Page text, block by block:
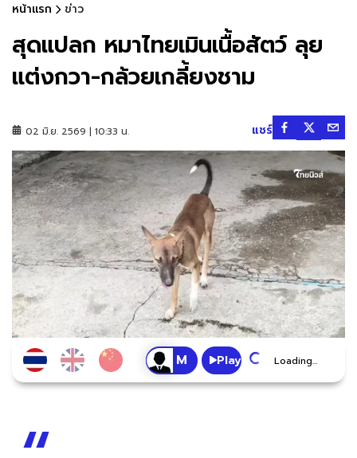
หน้าแรก ข่าว
สุดแปลก หมาไทยเมินเนื้อสัตว์ ลุย
แต่งกวา-กล้วยเกลี้ยงชาม
02 มิ.ย. 2569 | 10:33 น. แชร์
Play Loading...